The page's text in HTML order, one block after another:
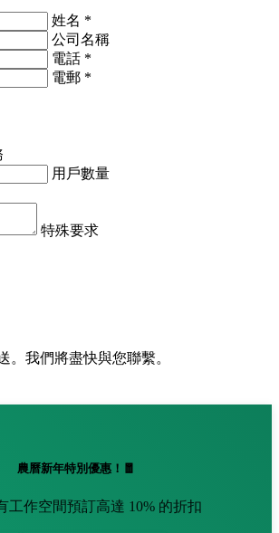
姓名 *
公司名稱
電話 *
電郵 *
用戶數量
特殊要求
。我們將盡快與您聯繫。
農曆新年特別優惠！🧧
工作空間預訂高達 10% 的折扣